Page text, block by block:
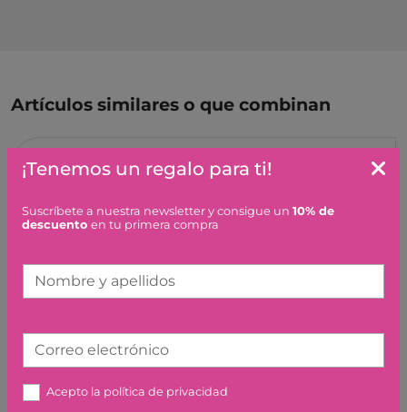
Artículos similares o que combinan
READY STEADY GO! FAMILY
GAME LONDJI
34,90 €
TESORO DE LAS NUBES
HABA
¡Tenemos un regalo para ti!
Suscríbete a nuestra newsletter y consigue un 10% de
descuento en tu primera compra
Nombre y apellidos
Correo electrónico
Acepto la política de privacidad